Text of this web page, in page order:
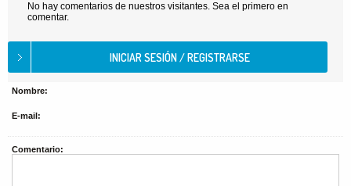
No hay comentarios de nuestros visitantes. Sea el primero en
comentar.
Nombre:
E-mail:
Comentario: